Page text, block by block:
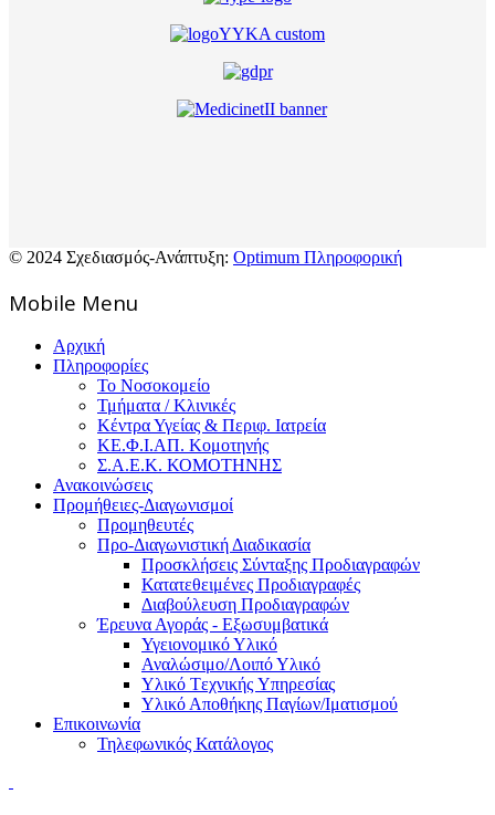
© 2024 Σχεδιασμός-Ανάπτυξη: Optimum Πληροφορική
Mοbile Menu
Αρχική
Πληροφορίες
Το Νοσοκομείο
Τμήματα / Κλινικές
Κέντρα Υγείας & Περιφ. Ιατρεία
ΚΕ.Φ.Ι.ΑΠ. Κομοτηνής
Σ.Α.Ε.Κ. ΚΟΜΟΤΗΝΗΣ
Ανακοινώσεις
Προμήθειες-Διαγωνισμοί
Προμηθευτές
Προ-Διαγωνιστική Διαδικασία
Προσκλήσεις Σύνταξης Προδιαγραφών
Κατατεθειμένες Προδιαγραφές
Διαβούλευση Προδιαγραφών
Έρευνα Αγοράς - Εξωσυμβατικά
Υγειονομικό Υλικό
Αναλώσιμο/Λοιπό Υλικό
Υλικό Tεχνικής Yπηρεσίας
Υλικό Αποθήκης Παγίων/Ιματισμού
Επικοινωνία
Τηλεφωνικός Κατάλογος